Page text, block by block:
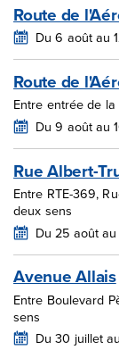
Route de
Du 6 août au
Route de
Entre entrée de
Du 9 août au
Rue Albert-
Entre RTE-369,
deux sens
Du 25 août
Avenue Allais
Entre Boulevard
sens
Du 30 juillet